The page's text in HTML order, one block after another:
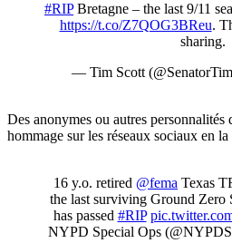
#RIPBretagne – the last 9/11
https://t.co/Z7QOG3BReu.
sharing.
— Tim Scott
Des anonymes ou autres
hommage sur les réseaux sociaux en
16 y.o. retired @fema Texas
the last surviving Ground Zero
has passed #RIP
NYPD Special Ops